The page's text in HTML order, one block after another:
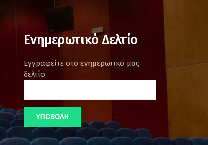
Ενημερωτικό Δελτίο
Εγγραφείτε στο ενημερωτικό μας
δελτίο